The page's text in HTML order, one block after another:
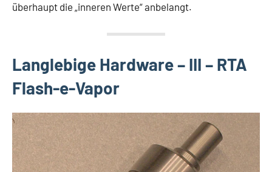
überhaupt die „inneren Werte“ anbelangt.
Langlebige Hardware – III – RTA
Flash-e-Vapor